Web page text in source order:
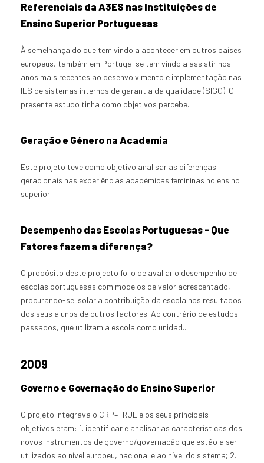
Referenciais da A3ES nas Instituições de
Ensino Superior Portuguesas
À semelhança do que tem vindo a acontecer em outros países
europeus, também em Portugal se tem vindo a assistir nos
anos mais recentes ao desenvolvimento e implementação nas
IES de sistemas internos de garantia da qualidade (SIGQ). O
presente estudo tinha como objetivos percebe...
Geração e Género na Academia
Este projeto teve como objetivo analisar as diferenças
geracionais nas experiências académicas femininas no ensino
superior.
Desempenho das Escolas Portuguesas - Que
Fatores fazem a diferença?
O propósito deste projecto foi o de avaliar o desempenho de
escolas portuguesas com modelos de valor acrescentado,
procurando-se isolar a contribuição da escola nos resultados
dos seus alunos de outros factores. Ao contrário de estudos
passados, que utilizam a escola como unidad...
2009
Governo e Governação do Ensino Superior
O projeto integrava o CRP–TRUE e os seus principais
objetivos eram: 1. identificar e analisar as características dos
novos instrumentos de governo/governação que estão a ser
utilizados ao nível europeu, nacional e ao nível do sistema; 2.